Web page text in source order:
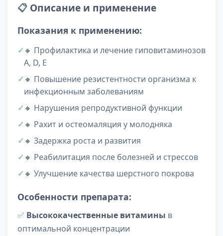
📋 Описание и применение
Показания к применению:
🔸 Профилактика и лечение гиповитаминозов
A, D, E
🔸 Повышение резистентности организма к
инфекционным заболеваниям
🔸 Нарушения репродуктивной функции
🔸 Рахит и остеомаляция у молодняка
🔸 Задержка роста и развития
🔸 Реабилитация после болезней и стрессов
🔸 Улучшение качества шерстного покрова
Особенности препарата:
✅ Высококачественные витамины в
оптимальной концентрации